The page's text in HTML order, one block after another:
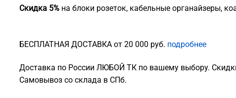
Скидка 5% на блоки розеток, кабельные органайзеры,
БЕСПЛАТНАЯ ДОСТАВКА от 20 000 руб. подробнее
Доставка по России ЛЮБОЙ ТК по вашему выбору.
Самовывоз со склада в СПб.